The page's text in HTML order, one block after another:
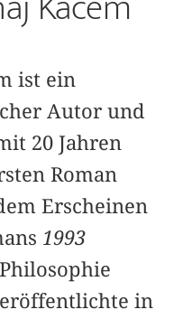
ist ein
Autor und
20 Jahren
Roman
Erscheinen
1993
in